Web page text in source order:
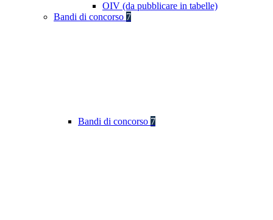
OIV (da pubblicare in tabelle)
Bandi di concorso 7
Bandi di concorso 7